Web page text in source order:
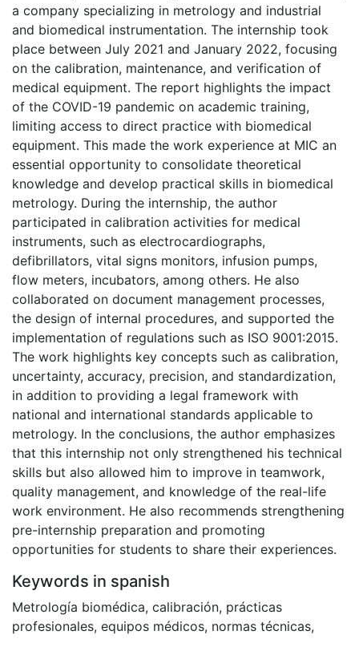
a company specializing in metrology and industrial
and biomedical instrumentation. The internship took
place between July 2021 and January 2022, focusing
on the calibration, maintenance, and verification of
medical equipment. The report highlights the impact
of the COVID-19 pandemic on academic training,
limiting access to direct practice with biomedical
equipment. This made the work experience at MIC an
essential opportunity to consolidate theoretical
knowledge and develop practical skills in biomedical
metrology. During the internship, the author
participated in calibration activities for medical
instruments, such as electrocardiographs,
defibrillators, vital signs monitors, infusion pumps,
flow meters, incubators, among others. He also
collaborated on document management processes,
the design of internal procedures, and supported the
implementation of regulations such as ISO 9001:2015.
The work highlights key concepts such as calibration,
uncertainty, accuracy, precision, and standardization,
in addition to providing a legal framework with
national and international standards applicable to
metrology. In the conclusions, the author emphasizes
that this internship not only strengthened his technical
skills but also allowed him to improve in teamwork,
quality management, and knowledge of the real-life
work environment. He also recommends strengthening
pre-internship preparation and promoting
opportunities for students to share their experiences.
Keywords in spanish
Metrología biomédica, calibración, prácticas
profesionales, equipos médicos, normas técnicas,